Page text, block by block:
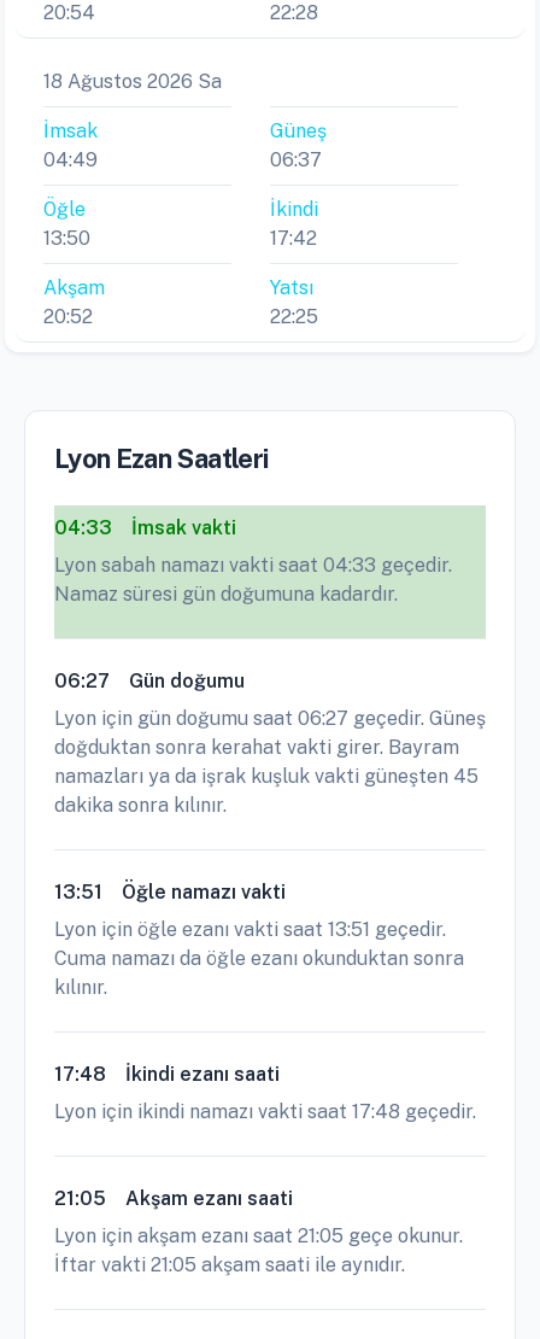
20:54
22:28
18 Ağustos 2026 Sa
İmsak
04:49
Güneş
06:37
Öğle
13:50
İkindi
17:42
Akşam
20:52
Yatsı
22:25
Lyon Ezan Saatleri
04:33
İmsak vakti
Lyon sabah namazı vakti saat 04:33 geçedir.
Namaz süresi gün doğumuna kadardır.
06:27
Gün doğumu
Lyon için gün doğumu saat 06:27 geçedir. Güneş
doğduktan sonra kerahat vakti girer. Bayram
namazları ya da işrak kuşluk vakti güneşten 45
dakika sonra kılınır.
13:51
Öğle namazı vakti
Lyon için öğle ezanı vakti saat 13:51 geçedir.
Cuma namazı da öğle ezanı okunduktan sonra
kılınır.
17:48
İkindi ezanı saati
Lyon için ikindi namazı vakti saat 17:48 geçedir.
21:05
Akşam ezanı saati
Lyon için akşam ezanı saat 21:05 geçe okunur.
İftar vakti 21:05 akşam saati ile aynıdır.